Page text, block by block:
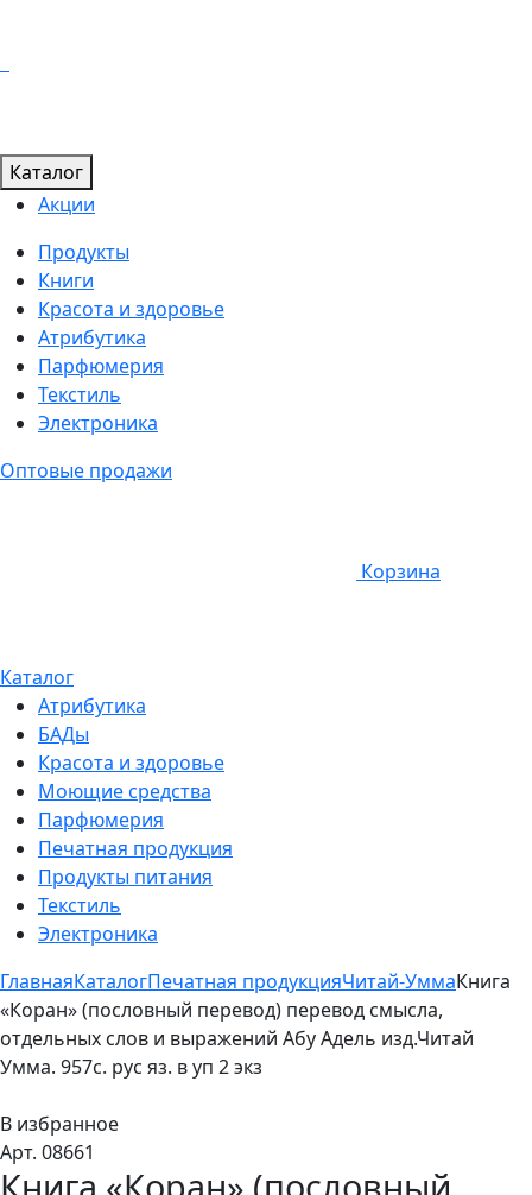
Каталог
Акции
Продукты
Книги
Красота и здоровье
Атрибутика
Парфюмерия
Текстиль
Электроника
Оптовые продажи
Корзина
Каталог
Атрибутика
БАДы
Красота и здоровье
Моющие средства
Парфюмерия
Печатная продукция
Продукты питания
Текстиль
Электроника
ГлавнаяКаталогПечатная продукцияЧитай-УммаКнига
«Коран» (пословный перевод) перевод смысла,
отдельных слов и выражений Абу Адель изд.Читай
Умма. 957с. рус яз. в уп 2 экз
В избранное
Арт. 08661